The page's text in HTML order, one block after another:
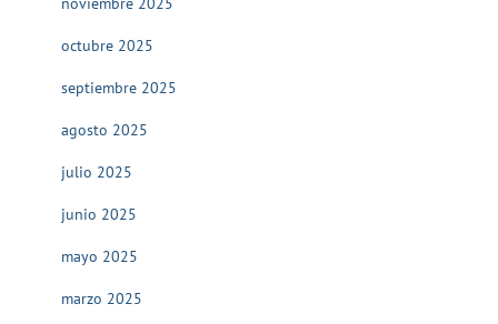
octubre 2025
septiembre 2025
agosto 2025
julio 2025
junio 2025
mayo 2025
marzo 2025